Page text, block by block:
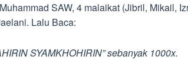
SAW, 4 malaikat (Jibril, Mikail,
Lalu Baca:
SYAMKHOHIRIN” sebanyak 1000x.